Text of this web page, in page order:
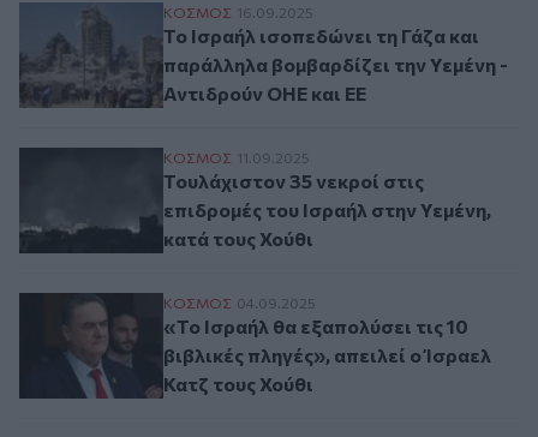
Το Ισραήλ ισοπεδώνει τη Γάζα και
ΚΟΣΜΟΣ 16.09.2025
Το Ισραήλ ισοπεδώνει τη Γάζα και
παράλληλα βομβαρδίζει την Υεμένη -
Αντιδρούν ΟΗΕ και ΕΕ
Τουλάχιστον 35 νεκροί στις επιδρομές
ΚΟΣΜΟΣ 11.09.2025
Τουλάχιστον 35 νεκροί στις
επιδρομές του Ισραήλ στην Υεμένη,
κατά τους Χούθι
«Το Ισραήλ θα εξαπολύσει τις 10
ΚΟΣΜΟΣ 04.09.2025
«Το Ισραήλ θα εξαπολύσει τις 10
βιβλικές πληγές», απειλεί ο Ίσραελ
Κατζ τους Χούθι